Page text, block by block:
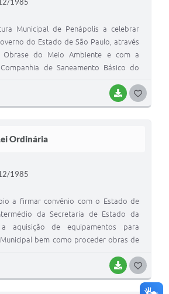
BAIXAR
Municipal de Penápolis a celebrar
do Estado de São Paulo, através
Obrase do Meio Ambiente e com a
de Saneamento Básico do
com capacidade de 3.000m3 de
com equipamentos de bomba.
Ordinária
BAIXAR
1985
a firmar convênio com o Estado de
da Secretaria de Estado da
aquisição de equipamentos para
bem como proceder obras de